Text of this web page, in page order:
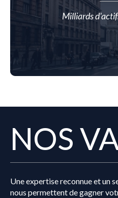
Milliards
NOS
Une expertise reconnue et un
nous permettent de gagner